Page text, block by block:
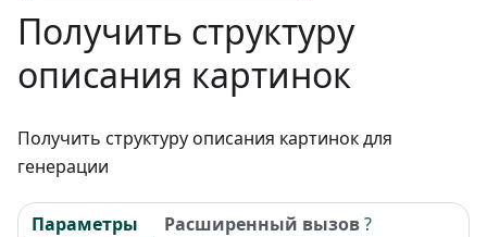
Получить структуру
описания картинок
Получить структуру описания картинок для
генерации
Параметры Расширенный вызов?